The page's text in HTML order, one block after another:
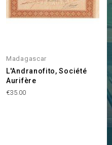
Madagascar
L'Andranofito, Société
Aurifère
Price
€35.00